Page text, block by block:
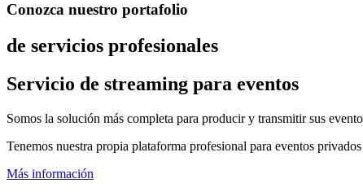
Conozca nuestro portafolio
de servicios profesionales
Servicio de streaming para eventos
Somos la solución más completa para producir y transmitir sus
Tenemos nuestra propia plataforma profesional para eventos
Más información